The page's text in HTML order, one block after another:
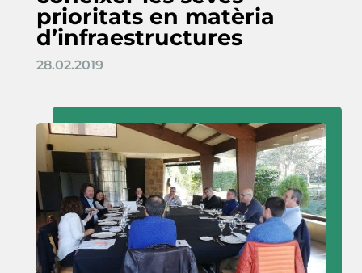
prioritats en matèria
d’infraestructures
28.02.2019